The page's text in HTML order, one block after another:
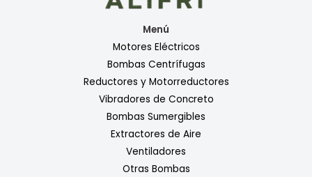
Menú
Motores Eléctricos
Bombas Centrífugas
Reductores y Motorreductores
Vibradores de Concreto
Bombas Sumergibles
Extractores de Aire
Ventiladores
Otras Bombas